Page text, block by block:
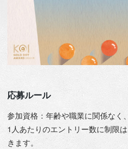
応募ルール
参加資格：年齢や職業に関係なく
1人あたりのエントリー数に制限
きます。